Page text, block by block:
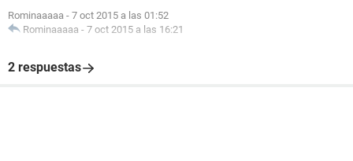
Rominaaaaa - 7 oct 2015 a las 01:52
Rominaaaaa - 7 oct 2015 a las 16:21
2 respuestas